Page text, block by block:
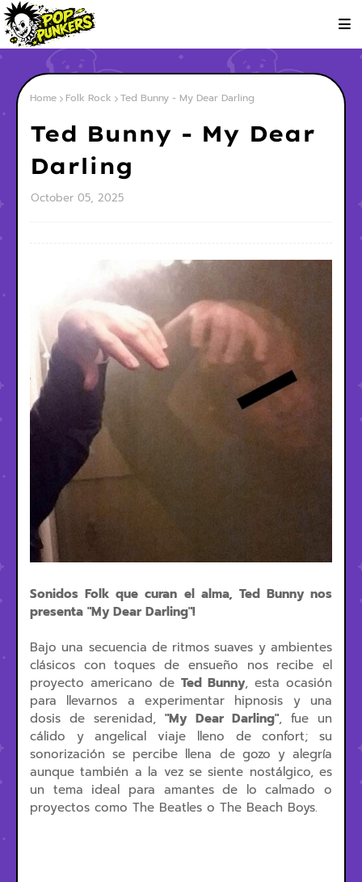
Home Folk Rock Ted Bunny - My Dear Darling
Ted Bunny - My Dear
Darling
October 05, 2025
Sonidos Folk que curan el alma, Ted Bunny nos
presenta "My Dear Darling"!
Bajo una secuencia de ritmos suaves y ambientes
clásicos con toques de ensueño nos recibe el
proyecto americano de Ted Bunny, esta ocasión
para llevarnos a experimentar hipnosis y una
dosis de serenidad,"My Dear Darling", fue un
cálido y angelical viaje lleno de confort; su
sonorización se percibe llena de gozo y alegría
aunque también a la vez se siente nostálgico, es
un tema ideal para amantes de lo calmado o
proyectos como The Beatles o The Beach Boys.